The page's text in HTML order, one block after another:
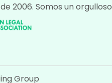
2006. Somos un orgulloso
Group